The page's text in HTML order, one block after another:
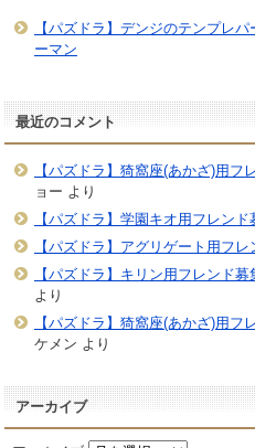
【パズドラ】デンジのテンプレ
ーマン
最近のコメント
【パズドラ】猗窩座(あかざ)用フ
ョー より
【パズドラ】学園キオ用フレンド
【パズドラ】アグリゲート用フ
【パズドラ】キリン用フレンド
より
【パズドラ】猗窩座(あかざ)用フ
ケメン より
アーカイブ